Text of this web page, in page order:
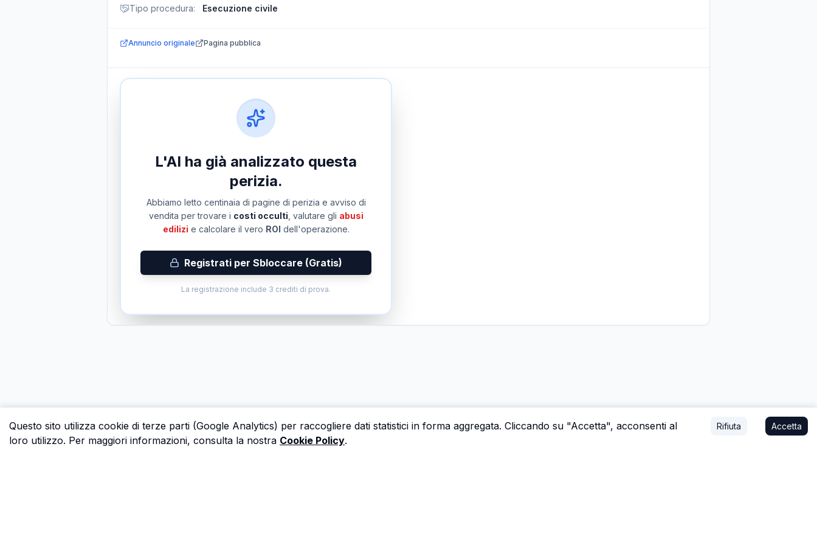
Tipo procedura: Esecuzione civile
Annuncio originale Pagina pubblica
L'AI ha già analizzato questa
perizia.
Abbiamo letto centinaia di pagine di perizia e avviso di
vendita per trovare i costi occulti , valutare gli abusi
edilizi e calcolare il vero ROI dell'operazione.
Registrati per Sbloccare (Gratis)
La registrazione include 3 crediti di prova.
Questo sito utilizza cookie di terze parti (Google Analytics) per raccogliere dati statistici in forma aggregata. Cliccando su "Accetta", acconsenti al
loro utilizzo. Per maggiori informazioni, consulta la nostra Cookie Policy.
Rifiuta Accetta